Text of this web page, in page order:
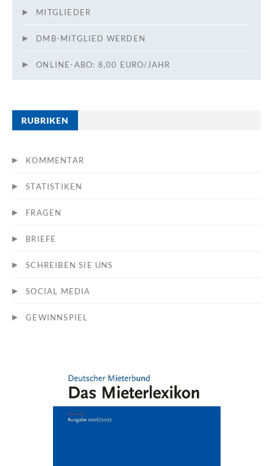
MITGLIEDER
DMB-MITGLIED WERDEN
ONLINE-ABO: 8,00 EURO/JAHR
RUBRIKEN
KOMMENTAR
STATISTIKEN
FRAGEN
BRIEFE
SCHREIBEN SIE UNS
SOCIAL MEDIA
GEWINNSPIEL